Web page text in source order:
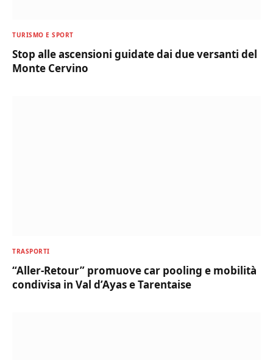
TURISMO E SPORT
Stop alle ascensioni guidate dai due versanti del
Monte Cervino
TRASPORTI
“Aller-Retour” promuove car pooling e mobilità
condivisa in Val d’Ayas e Tarentaise